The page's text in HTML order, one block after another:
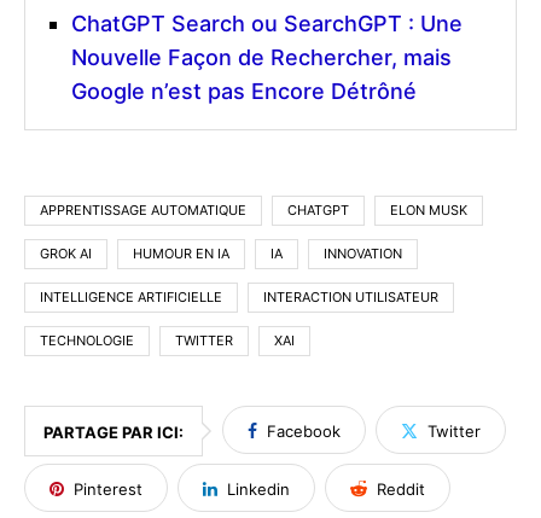
ChatGPT Search ou SearchGPT : Une
Nouvelle Façon de Rechercher, mais
Google n’est pas Encore Détrôné
APPRENTISSAGE AUTOMATIQUE CHATGPT ELON MUSK
GROK AI HUMOUR EN IA IA INNOVATION
INTELLIGENCE ARTIFICIELLE INTERACTION UTILISATEUR
TECHNOLOGIE TWITTER XAI
PARTAGE PAR ICI: Facebook Twitter
Pinterest Linkedin Reddit